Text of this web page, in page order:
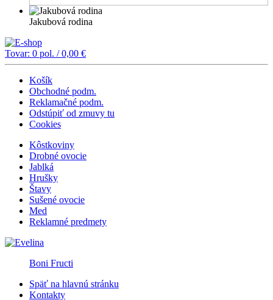
Jakubová rodina
Tovar: 0 pol. /0,00 €
Košík
Obchodné podm.
Reklamačné podm.
Odstúpiť od zmuvy tu
Cookies
Kôstkoviny
Drobné ovocie
Jablká
Hrušky
Štavy
Sušené ovocie
Med
Reklamné predmety
Boni Fructi
Späť na hlavnú stránku
Kontakty